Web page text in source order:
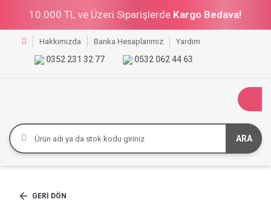
10.000 TL ve Üzeri Siparişlerde Kargo Bedava!
Hakkımızda Banka Hesaplarımız Yardım
0352 231 32 77 0532 062 44 63
ARA
GERI DÖN